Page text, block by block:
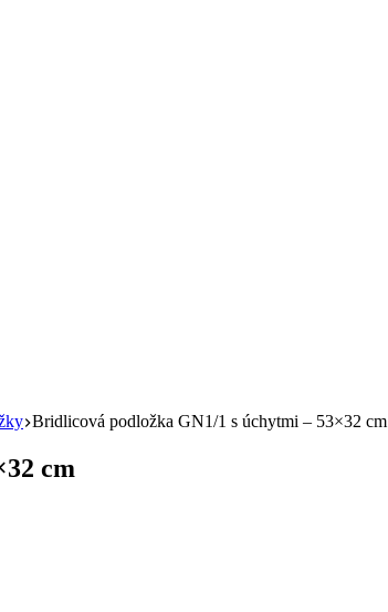
Bridlicová podložka GN1/1 s úchytmi – 53×32 cm
cm